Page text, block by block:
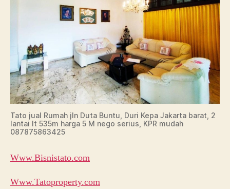
Tato jual Rumah jln Duta Buntu, Duri Kepa Jakarta barat, 2
lantai lt 535m harga 5 M nego serius, KPR mudah
087875863425
Www.Bisnistato.com
Www.Tatoproperty.com